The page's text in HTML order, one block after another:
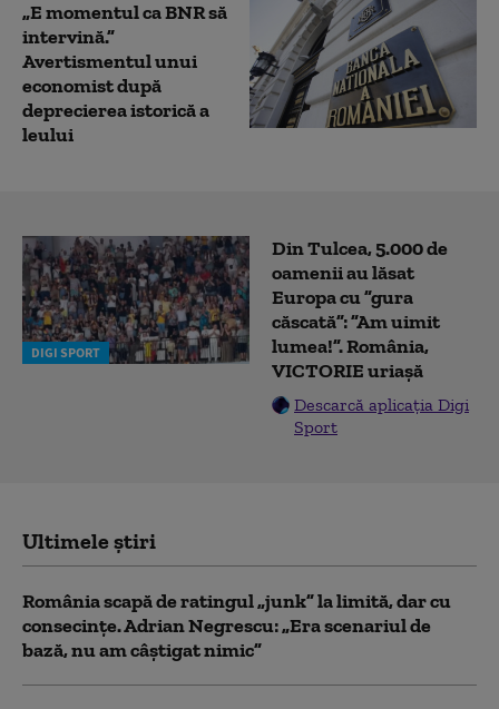
„E momentul ca BNR să
intervină.”
Avertismentul unui
economist după
deprecierea istorică a
leului
DIGI SPORT
Din Tulcea, 5.000 de
oamenii au lăsat
Europa cu ”gura
căscată”: ”Am uimit
lumea!”. România,
VICTORIE uriașă
Descarcă aplicația Digi
Sport
Ultimele știri
România scapă de ratingul „junk” la limită, dar cu
consecinţe. Adrian Negrescu: „Era scenariul de
bază, nu am câștigat nimic”